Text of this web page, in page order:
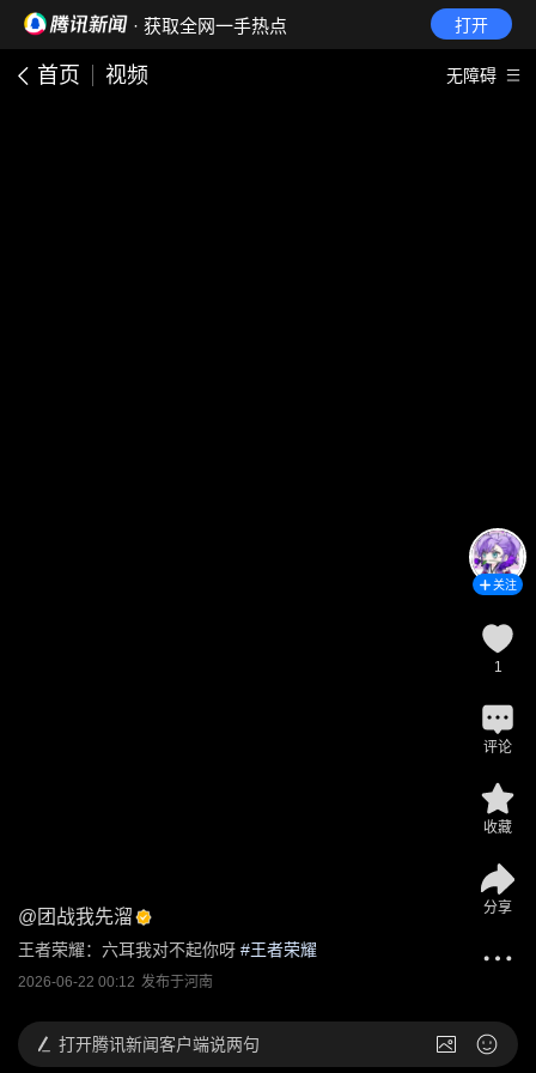
· 获取全网一手热点 打开
首页 视频 无障碍
@ 团战我先溜
王者荣耀：六耳我对不起你呀 #王者荣耀
2026-06-22 00:12 发布于河南
关注
1
评论
收藏
分享
打开腾讯新闻客户端说两句